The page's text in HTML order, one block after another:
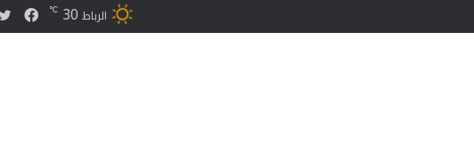
الرباط 30
℃